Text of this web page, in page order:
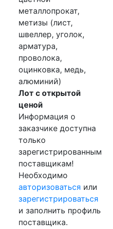
металлопрокат,
метизы (лист,
швеллер, уголок,
арматура,
проволока,
оцинковка, медь,
алюминий)
Лот с открытой
ценой
Информация о
заказчике доступна
только
зарегистрированным
поставщикам!
Необходимо
авторизоваться или
зарегистрироваться
и заполнить профиль
поставщика.